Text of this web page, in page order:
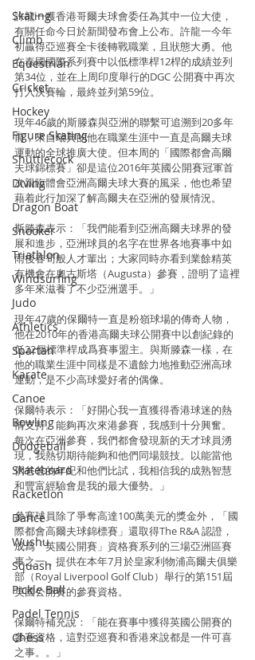
Skating
Climb
Equestrian
Cricket
Hockey
Figure Skating
Shuttlecock
Diving
Dragon Boat
Snooker
Triathlon
Windsurfing
Judo
Athletics
Spartan
Karate
Canoe
Bowling
Dodgeball
Skateboard
Racketlon
Dance
Wushu
Squash
Pickle Ball
Padel Tennis
Chess
許龍一獲香港哥爾夫球會委任為其中一位大使，
有關任命今日於新聞發布會上公布。許龍一今年
初贏得亞巡賽全卡後轉戰職業，且狀態大勇。他
在泰國國際系列賽中以低標準桿12桿的成績並列
第34位，並在上周印度舉行的DGC 公開賽中再次
打入決賽輪，最終並列第59位。
現年46歲的斯滕森與亞洲的聯繫可追溯到20多年
前，來自瑞典的他在職業生涯中一直是高爾夫球
運動的全球推廣大使。但本周的「國際都會高爾
夫球錦標賽」卻是這位2016年英國公開賽冠軍首
次親臨體會亞洲高爾夫球大賽的風采，他也希望
藉着此行加深了解高爾夫在亞洲的發展情況。
斯滕森表示：「我們能看到亞洲高爾夫球界的發
展和進步，亞洲球員的名字在世界各地賽事中如
雨後春筍般人才輩出；大家同時亦看到業餘精英
有機會在奧古斯塔（Augusta）參賽，證明了這裡
多年來滋養了不少亞洲選手。」
現年47歲的保爾特一直是粉嶺球場的傳奇人物，
他在2010年的香港高爾夫球公開賽中以創紀錄的
低22個標準桿成爲賽事盟主。與斯滕森一樣，在
他的職業生涯中同樣是不遺餘力地推動亞洲高球
運動，是不少高球愛好者的偶像。
保爾特表示：「好開心我一直獲得香港球迷的熱
情支持。能夠再次來港參賽，我感到十分興奮。
每次在亞洲參賽，我們都會發現新的天才球員湧
現，我熱切期待能夠和他們同場競技。以能當他
們爸爸的年紀和他們比試，我相信我的成熟智慧
和豐富經驗會是我的最大優勢。」
參賽球員除了爭奪高達100萬美元的獎金外，「國
際都會高爾夫球錦標賽」還取得The R&A 認證，
成爲「英國公開賽」資格賽系列的三場亞洲區賽
事之一，提供在本年7月於皇家利物浦高爾夫俱樂
部（Royal Liverpool Golf Club）舉行的第151屆
英國公開賽的參賽資格。
保爾特補充說：「能在賽事中獲得英國公開賽的
參賽資格，這對亞巡賽和香港來說都是一件可喜
之事。。」